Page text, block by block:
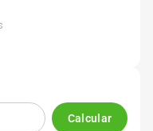
Calcular